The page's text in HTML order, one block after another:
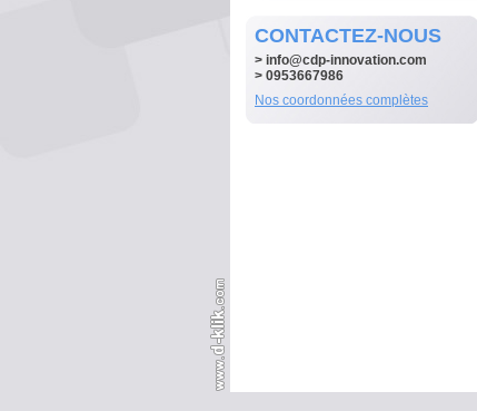
CONTACTEZ-NOUS
> info@cdp-innovation.com
> 0953667986
Nos coordonnées complètes